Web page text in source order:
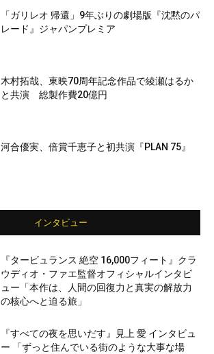
「ガリレオ 帰還」9年ぶりの劇場版『沈黙のパ
レード』ジャパンプレミア
木村拓哉、東映70周年記念作品で綾瀬はるか
と共演 総製作費20億円
河合優実、倍賞千恵子と初共演『PLAN 75』
インタビュー
『タービュランス 絶空 16,000フィート』クラ
ウディオ・ファエ監督オフィシャルインタビ
ュー「本作は、人間の回復力と真実の解放力
の核心へと迫る旅」
『すべての夜を思いだす』見上 愛 インタビュ
ー 「ずっと住んでいる街のような大事な場